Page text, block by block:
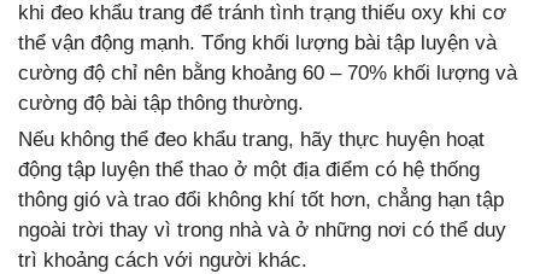
khi đeo khẩu trang để tránh tình trạng thiếu oxy khi cơ
thể vận động mạnh. Tổng khối lượng bài tập luyện và
cường độ chỉ nên bằng khoảng 60 – 70% khối lượng và
cường độ bài tập thông thường.
Nếu không thể đeo khẩu trang, hãy thực huyện hoạt
động tập luyện thể thao ở một địa điểm có hệ thống
thông gió và trao đổi không khí tốt hơn, chẳng hạn tập
ngoài trời thay vì trong nhà và ở những nơi có thể duy
trì khoảng cách với người khác.